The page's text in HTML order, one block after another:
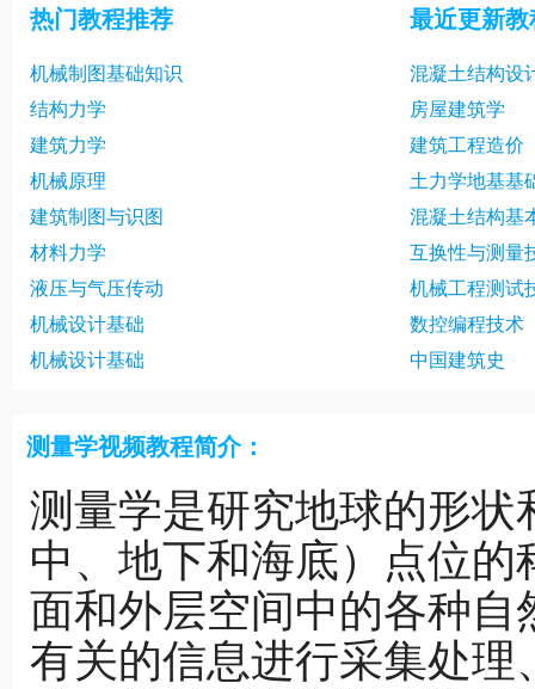
第28讲
第31讲 第32讲
第34讲 实验第01讲
热门教程推荐
机械制图基础知识
结构力学
建筑力学
机械原理
建筑制图与识图
材料力学
液压与气压传动
机械设计基础
机械设计基础
最近更新教
混凝土结构设
房屋建筑学
建筑工程造价
土力学地基基
混凝土结构基
互换性与测量
机械工程测试
数控编程技术
中国建筑史
测量学视频教程简介：
测量学是研究地球的形
中、地下和海底）点位
面和外层空间中的各种
有关的信息进行采集处